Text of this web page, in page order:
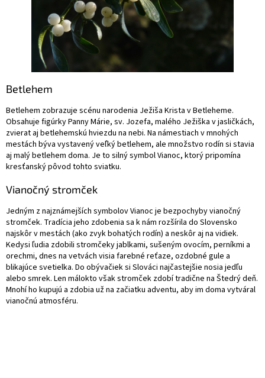
Betlehem
Betlehem zobrazuje scénu narodenia Ježiša Krista v Betleheme.
Obsahuje figúrky Panny Márie, sv. Jozefa, malého Ježiška v jasličkách,
zvierat aj betlehemskú hviezdu na nebi. Na námestiach v mnohých
mestách býva vystavený veľký betlehem, ale množstvo rodín si stavia
aj malý betlehem doma. Je to silný symbol Vianoc, ktorý pripomína
kresťanský pôvod tohto sviatku.
Vianočný stromček
Jedným z najznámejších symbolov Vianoc je bezpochyby vianočný
stromček. Tradícia jeho zdobenia sa k nám rozšírila do Slovensko
najskôr v mestách (ako zvyk bohatých rodín) a neskôr aj na vidiek.
Kedysi ľudia zdobili stromčeky jablkami, sušeným ovocím, perníkmi a
orechmi, dnes na vetvách visia farebné reťaze, ozdobné gule a
blikajúce svetielka. Do obývačiek si Slováci najčastejšie nosia jedľu
alebo smrek. Len málokto však stromček zdobí tradične na Štedrý deň.
Mnohí ho kupujú a zdobia už na začiatku adventu, aby im doma vytváral
vianočnú atmosféru.